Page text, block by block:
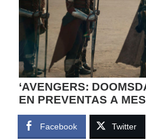
‘AVENGERS:
EN PREVENTAS A
Facebook Twitter